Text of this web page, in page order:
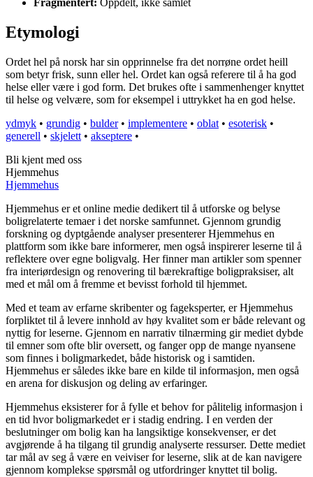
Fragmentert: Oppdelt, ikke samlet
Etymologi
Ordet hel på norsk har sin opprinnelse fra det norrøne ordet heill
som betyr frisk, sunn eller hel. Ordet kan også referere til å ha god
helse eller være i god form. Det brukes ofte i sammenhenger knyttet
til helse og velvære, som for eksempel i uttrykket ha en god helse.
ydmyk • grundig • bulder• implementere • oblat • esoterisk •
generell • skjelett • akseptere •
Bli kjent med oss
Hjemmehus
Hjemmehus
Hjemmehus er et online medie dedikert til å utforske og belyse
boligrelaterte temaer i det norske samfunnet. Gjennom grundig
forskning og dyptgående analyser presenterer Hjemmehus en
plattform som ikke bare informerer, men også inspirerer leserne til å
reflektere over egne boligvalg. Her finner man artikler som spenner
fra interiørdesign og renovering til bærekraftige boligpraksiser, alt
med et mål om å fremme et bevisst forhold til hjemmet.
Med et team av erfarne skribenter og fageksperter, er Hjemmehus
forpliktet til å levere innhold av høy kvalitet som er både relevant og
nyttig for leserne. Gjennom en narrativ tilnærming gir mediet dybde
til emner som ofte blir oversett, og fanger opp de mange nyansene
som finnes i boligmarkedet, både historisk og i samtiden.
Hjemmehus er således ikke bare en kilde til informasjon, men også
en arena for diskusjon og deling av erfaringer.
Hjemmehus eksisterer for å fylle et behov for pålitelig informasjon i
en tid hvor boligmarkedet er i stadig endring. I en verden der
beslutninger om bolig kan ha langsiktige konsekvenser, er det
avgjørende å ha tilgang til grundig analyserte ressurser. Dette mediet
tar mål av seg å være en veiviser for leserne, slik at de kan navigere
gjennom komplekse spørsmål og utfordringer knyttet til bolig.